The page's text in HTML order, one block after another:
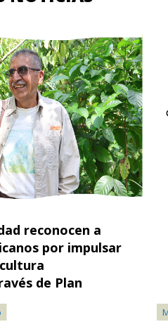
reconocen a
por impulsar
de Plan